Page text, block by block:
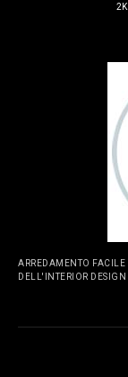
2K
ARREDAMENTO FACILE
DELL'INTERIOR